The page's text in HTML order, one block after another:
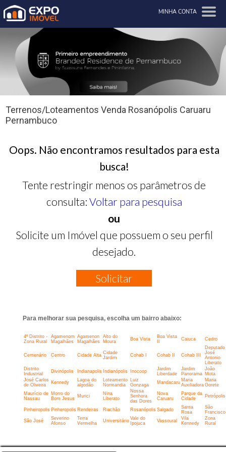
MINHA CONTA
Terrenos/Loteamentos Venda Rosanópolis Caruaru
Pernambuco
Oops. Não encontramos resultados para esta
busca!
Tente restringir menos os parâmetros de
consulta: Voltar para pesquisa
ou
Solicite um Imóvel que possuem o seu perfil
desejado.
Solicitar
Para melhorar sua pesquisa, escolha um bairro abaixo:
4º Distrito -
Zona Rural
Agamenom
Magalhães
Agamenon
Magalhães
Alto do
Moura
Boa Vista
Boa Vista
Caiuca Cedro
Centenário Centro Cidade Alta Cidade
Jardim
Cohab I Cohab II Cohab III
Deputado
José
Antonio
Liberato
Distrito
Industrial
Divinópolis Indianapolis Indianópolis Inocoop
Jardim
Liberdade
Jardim
Panorama
João
Mota
José Carlos
de Oliveira
Kennedy
Lagoa do
algodão
Loteamento
Normandia
Luiz
Gonzaga
Mandacaru Maria
Auxiliadora
Maria
Gorete
Maurício de
Nassau
Morro do
Bom Jesus
Murici
Nina
Liberato
Nossa
Senhora
das Dores
Nova
Caruaru
Parque da
Cidade
Petrópolis
Pinheiropolis Pinheropolis Rendeiras Riachão Rosanópolis Salgado
Santa
Rosa
São
Francisco
São José
Severino
Afonso
Terra
Vermelha
Universitário Vale do
Ipojuca
Vassoural
Vila
Kennedy
Zona
Rural